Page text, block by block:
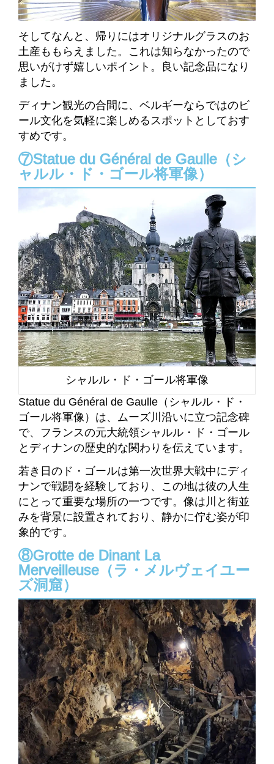
そしてなんと、帰りにはオリジナルグラスのお
土産ももらえました。 これは知らなかったので
思いがけず嬉しいポイント。良い記念品になり
ました。
ディナン観光の合間に、ベルギーならではのビ
ール文化を気軽に楽しめるスポットとしておす
すめです。
⑦Statue du Général de Gaulle（シ
ャルル・ド・ゴール将軍像）
シャルル・ド・ゴール将軍像
Statue du Général de Gaulle（シャルル・ド・
ゴール将軍像）は、ムーズ川沿いに立つ記念碑
で、フランスの元大統領シャルル・ド・ゴール
とディナンの歴史的な関わりを伝えています。
若き日のド・ゴールは第一次世界大戦中にディ
ナンで戦闘を経験しており、この地は彼の人生
にとって重要な場所の一つです。像は川と街並
みを背景に設置されており、静かに佇む姿が印
象的です。
⑧Grotte de Dinant La
Merveilleuse（ラ・メルヴェイユー
ズ洞窟）